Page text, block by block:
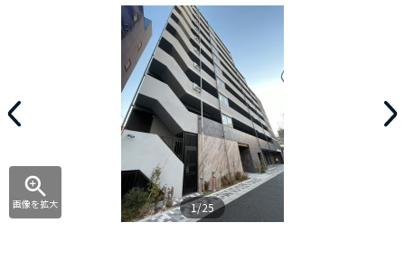
画像を拡大 1/25